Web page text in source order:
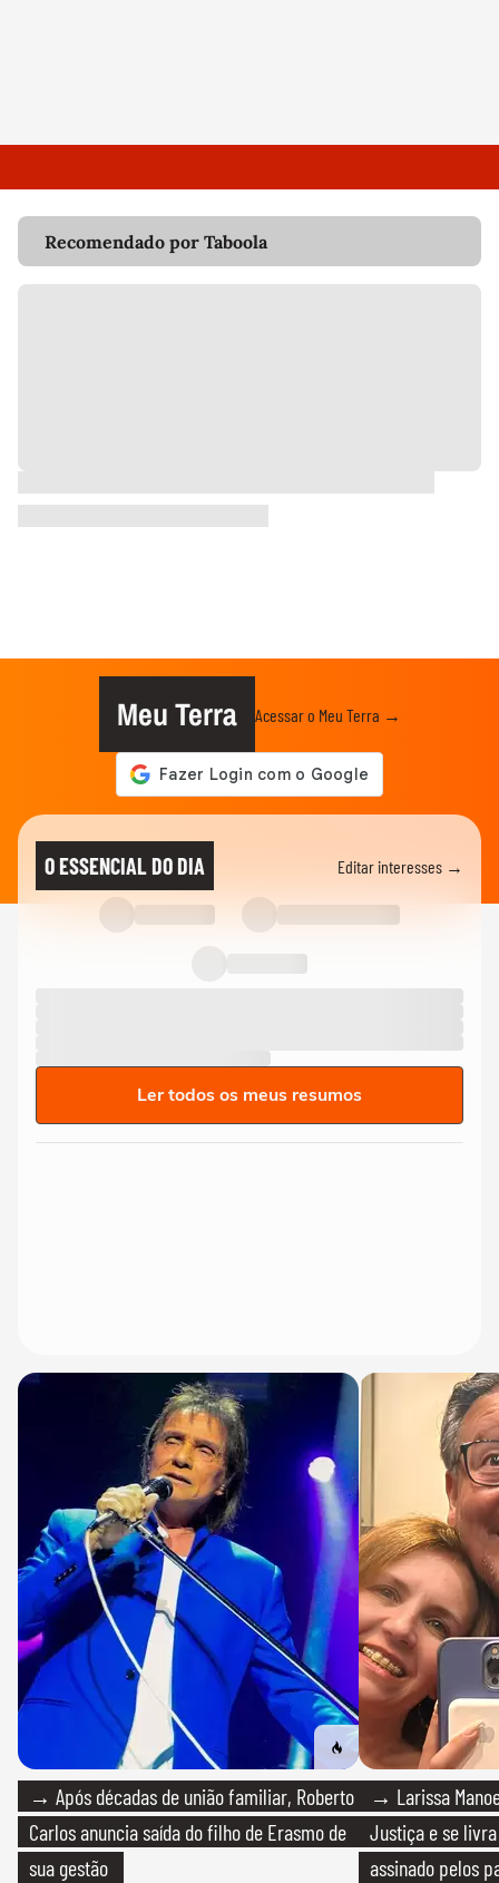
Recomendado por Taboola
Meu Terra Acessar o Meu Terra →
O ESSENCIAL DO DIA Editar interesses →
Ler todos os meus resumos
→ Após décadas de união familiar, Roberto
Carlos anuncia saída do filho de Erasmo de
sua gestão
→ Larissa
Justiça e se
assinado pelos